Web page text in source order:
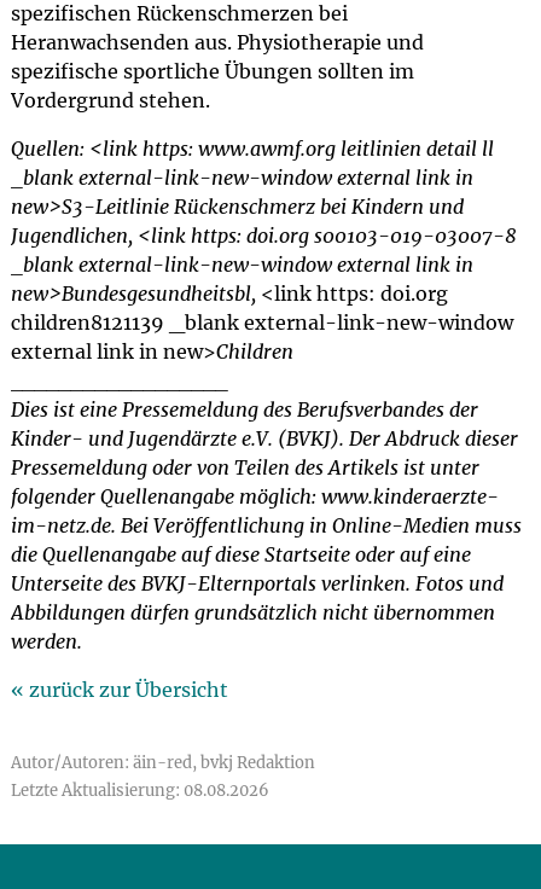
spezifischen Rückenschmerzen bei
Heranwachsenden aus. Physiotherapie und
spezifische sportliche Übungen sollten im
Vordergrund stehen.
Quellen: <link https: www.awmf.org leitlinien detail ll
_blank external-link-new-window external link in
new>S3-Leitlinie Rückenschmerz bei Kindern und
Jugendlichen, <link https: doi.org s00103-019-03007-8
_blank external-link-new-window external link in
new>Bundesgesundheitsbl, <link https: doi.org
children8121139 _blank external-link-new-window
external link in new>Children
Dies ist eine Pressemeldung des Berufsverbandes der
Kinder- und Jugendärzte e.V. (BVKJ). Der Abdruck dieser
Pressemeldung oder von Teilen des Artikels ist unter
folgender Quellenangabe möglich: www.kinderaerzte-
im-netz.de. Bei Veröffentlichung in Online-Medien muss
die Quellenangabe auf diese Startseite oder auf eine
Unterseite des BVKJ-Elternportals verlinken. Fotos und
Abbildungen dürfen grundsätzlich nicht übernommen
werden.
« zurück zur Übersicht
Autor/Autoren: äin-red, bvkj Redaktion
Letzte Aktualisierung: 08.08.2026